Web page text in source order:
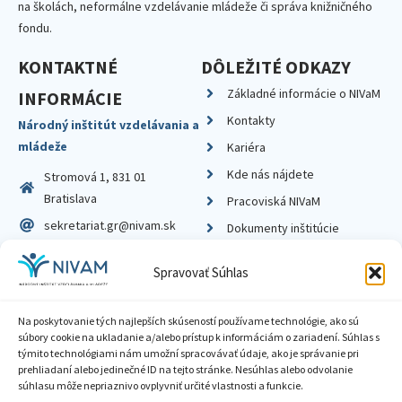
Spravovať Súhlas
Na poskytovanie tých najlepších skúseností používame technológie, ako sú
súbory cookie na ukladanie a/alebo prístup k informáciám o zariadení. Súhlas s
týmito technológiami nám umožní spracovávať údaje, ako je správanie pri
prehliadaní alebo jedinečné ID na tejto stránke. Nesúhlas alebo odvolanie
súhlasu môže nepriaznivo ovplyvniť určité vlastnosti a funkcie.
na školách, neformálne vzdelávanie mládeže či správa knižničného
fondu.
KONTAKTNÉ
INFORMÁCIE
Národný inštitút vzdelávania a
mládeže
Stromová 1, 831 01
Bratislava
sekretariat.gr@nivam.sk
IČO: 00164348
DIČ: 2020798714
DÔLEŽITÉ ODKAZY
Základné informácie o NIVaM
Kontakty
Kariéra
Kde nás nájdete
Pracoviská NIVaM
Dokumenty inštitúcie
Zásady ochrany súkromia